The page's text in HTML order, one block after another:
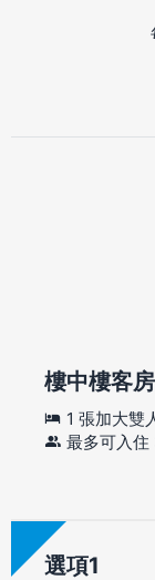
樓中樓客
1 張加大雙
最多可入住
選項